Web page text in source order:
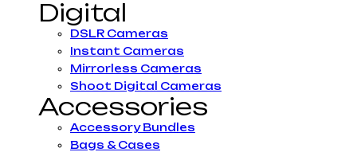
Digital
DSLR Cameras
Instant Cameras
Mirrorless Cameras
Shoot Digital Cameras
Accessories
Accessory Bundles
Bags & Cases